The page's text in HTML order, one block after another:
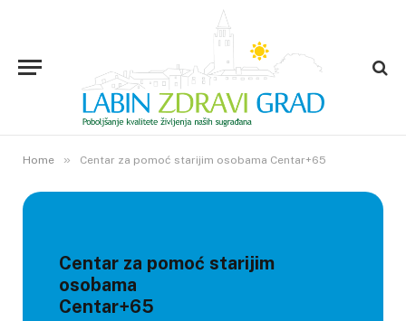
Home » Centar za pomoć starijim osobama Centar+65
Centar za pomoć starijim
osobama
Centar+65